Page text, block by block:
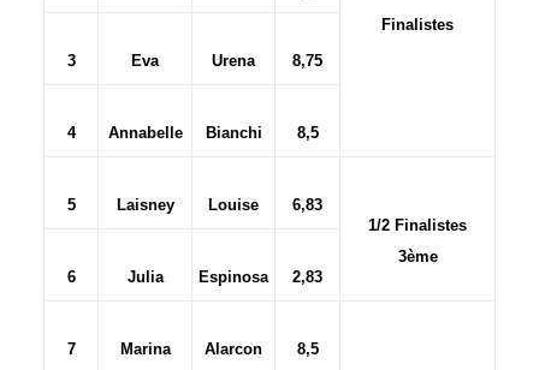
Finalistes
3 Eva Urena 8,75
4 Annabelle Bianchi 8,5
5 Laisney Louise
6,83
1/2 Finalistes
3ème
6
Julia Espinosa 2,83
7 Marina Alarcon 8,5